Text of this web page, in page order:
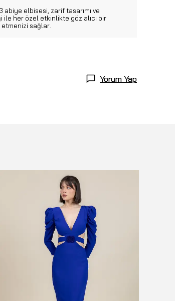
abiye elbisesi, zarif tasarımı ve
her özel etkinlikte göz alıcı bir
sağlar.
Yorum Yap